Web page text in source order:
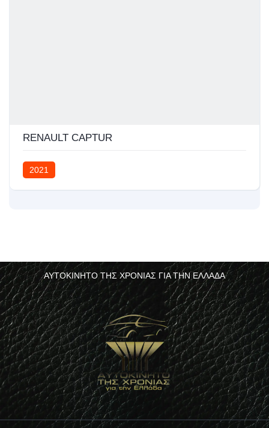
RENAULT CAPTUR
2021
ΑΥΤΟΚΙΝΗΤΟ ΤΗΣ ΧΡΟΝΙΑΣ ΓΙΑ ΤΗΝ ΕΛΛΑΔΑ